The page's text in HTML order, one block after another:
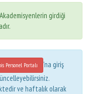
girdiği
Personel Portalı
'na giriş
ve haftalık olarak